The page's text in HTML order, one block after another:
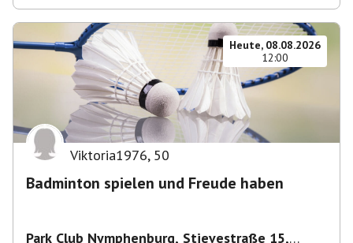
Heute, 08.08.2026
12:00
Viktoria1976, 50
Badminton spielen und Freude haben
Park Club Nymphenburg, Stievestraße 15,